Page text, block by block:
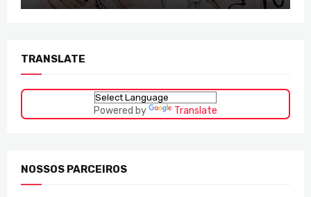
TRANSLATE
Powered by Translate
NOSSOS PARCEIROS